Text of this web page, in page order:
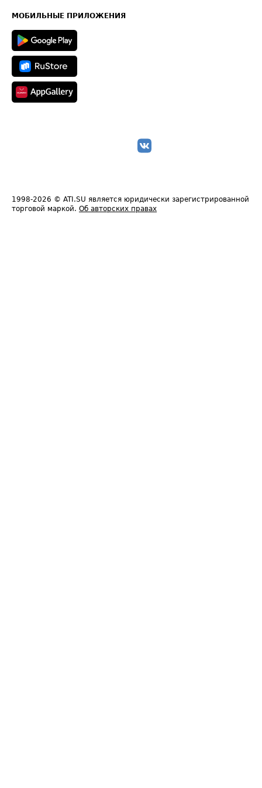
Техническая информация
МОБИЛЬНЫЕ ПРИЛОЖЕНИЯ
1998-2026 © ATI.SU является юридически зарегистрированной
торговой маркой. Об авторских правах